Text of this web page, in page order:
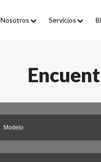
Nosotros Servicios
Modelo